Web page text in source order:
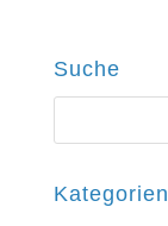
Suche
Kategorien